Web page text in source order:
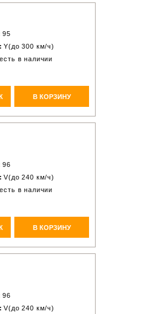
95
Y(до 300 км/ч)
есть в наличии
В КОРЗИНУ
96
V(до 240 км/ч)
есть в наличии
В КОРЗИНУ
96
V(до 240 км/ч)